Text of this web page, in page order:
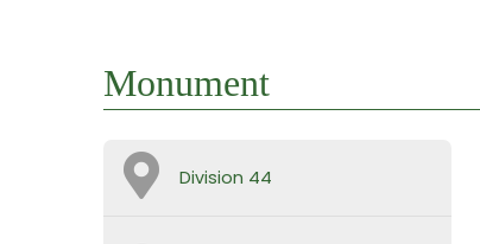
Monument
Division 44